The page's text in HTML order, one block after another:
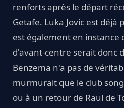
renforts après le départ
Getafe. Luka Jovic est déjà
est également en instance
d'avant-centre serait donc
Benzema n'a pas de
murmurait que le club
ou à un retour de Raul de